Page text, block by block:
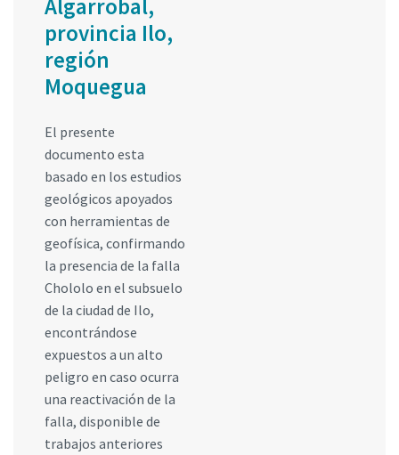
Algarrobal,
provincia Ilo,
región
Moquegua
El presente
documento esta
basado en los estudios
geológicos apoyados
con herramientas de
geofísica, confirmando
la presencia de la falla
Chololo en el subsuelo
de la ciudad de Ilo,
encontrándose
expuestos a un alto
peligro en caso ocurra
una reactivación de la
falla, disponible de
trabajos anteriores